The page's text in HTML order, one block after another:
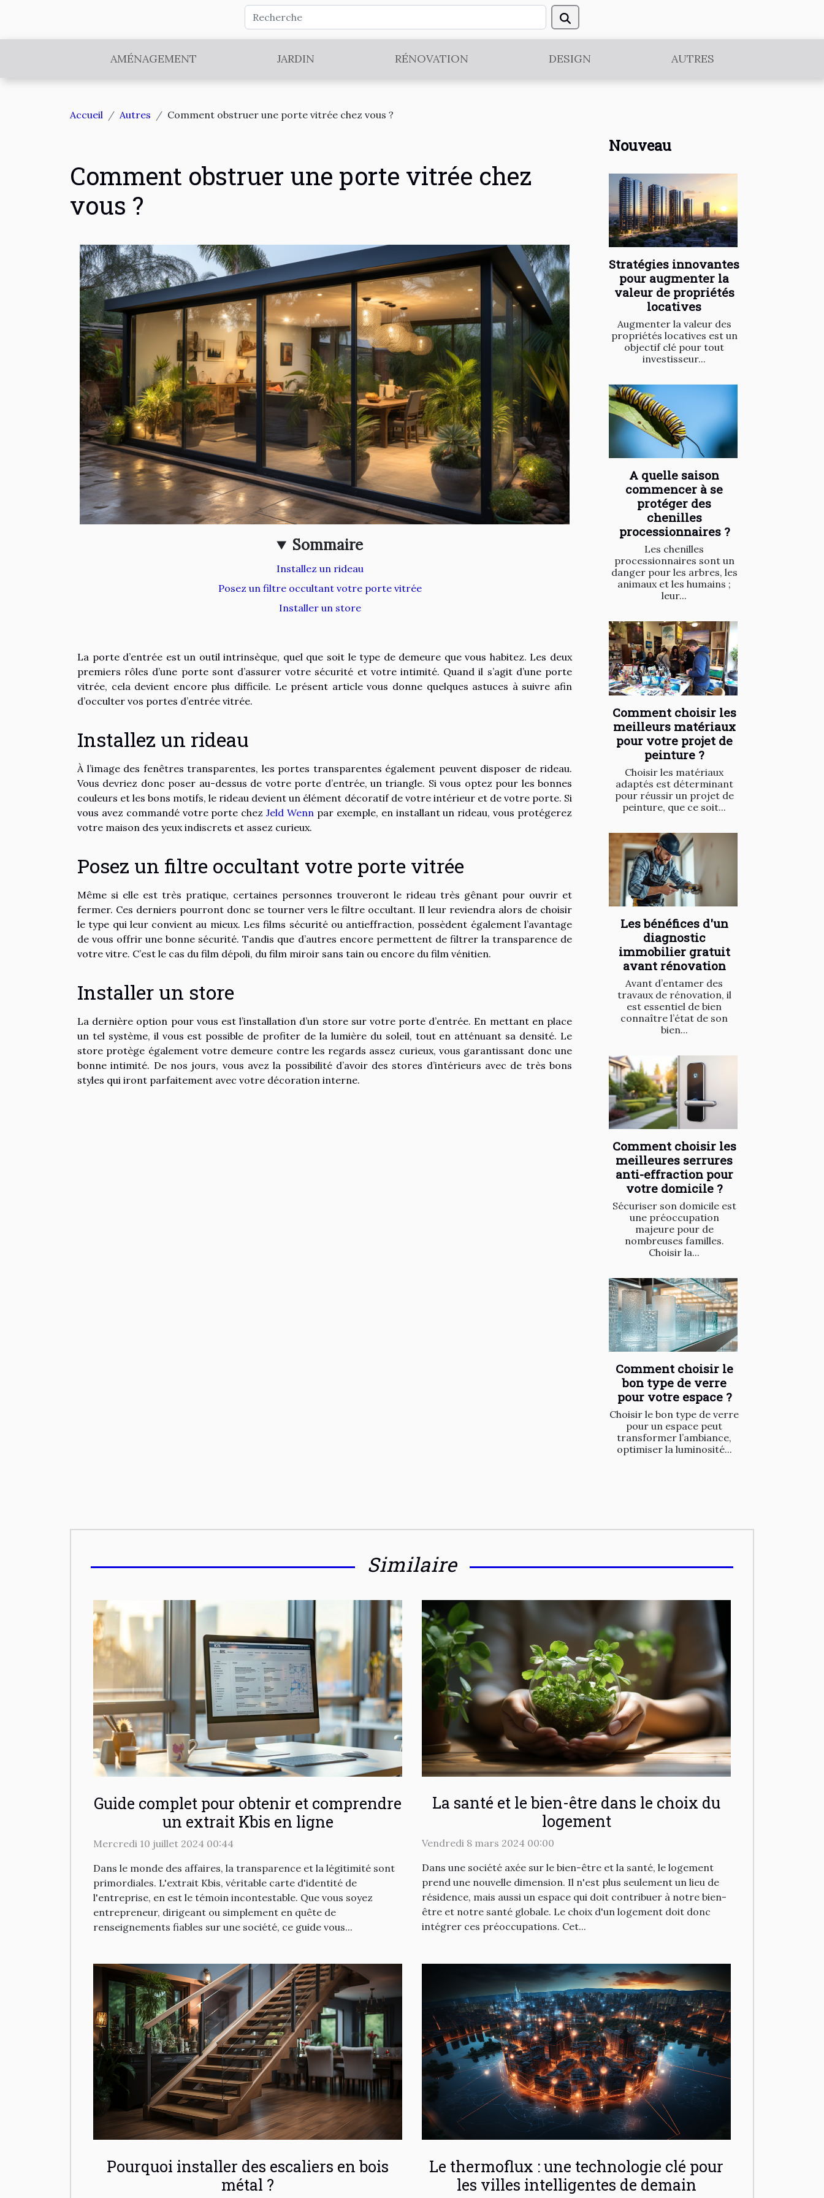
AMÉNAGEMENT JARDIN RÉNOVATION DESIGN AUTRES
Accueil Autres Comment obstruer une porte vitrée chez vous ?
Comment obstruer une porte vitrée chez
vous ?
Sommaire
Installez un rideau
Posez un filtre occultant votre porte vitrée
Installer un store
La porte d’entrée est un outil intrinsèque, quel que soit le type de demeure que vous habitez. Les deux
premiers rôles d’une porte sont d’assurer votre sécurité et votre intimité. Quand il s’agit d’une porte
vitrée, cela devient encore plus difficile. Le présent article vous donne quelques astuces à suivre afin
d’occulter vos portes d’entrée vitrée.
Installez un rideau
À l’image des fenêtres transparentes, les portes transparentes également peuvent disposer de rideau.
Vous devriez donc poser au-dessus de votre porte d’entrée, un triangle. Si vous optez pour les bonnes
couleurs et les bons motifs, le rideau devient un élément décoratif de votre intérieur et de votre porte. Si
vous avez commandé votre porte chezJeld Wenn par exemple, en installant un rideau, vous protégerez
votre maison des yeux indiscrets et assez curieux.
Posez un filtre occultant votre porte vitrée
Même si elle est très pratique, certaines personnes trouveront le rideau très gênant pour ouvrir et
fermer. Ces derniers pourront donc se tourner vers le filtre occultant. Il leur reviendra alors de choisir
le type qui leur convient au mieux. Les films sécurité ou antieffraction, possèdent également l’avantage
de vous offrir une bonne sécurité. Tandis que d’autres encore permettent de filtrer la transparence de
votre vitre. C’est le cas du film dépoli, du film miroir sans tain ou encore du film vénitien.
Installer un store
La dernière option pour vous est l’installation d’un store sur votre porte d’entrée. En mettant en place
un tel système, il vous est possible de profiter de la lumière du soleil, tout en atténuant sa densité. Le
store protège également votre demeure contre les regards assez curieux, vous garantissant donc une
bonne intimité. De nos jours, vous avez la possibilité d’avoir des stores d’intérieurs avec de très bons
styles qui iront parfaitement avec votre décoration interne.
Nouveau
Stratégies innovantes
pour augmenter la
valeur de propriétés
locatives
Augmenter la valeur des
propriétés locatives est un
objectif clé pour tout
investisseur...
A quelle saison
commencer à se
protéger des
chenilles
processionnaires ?
Les chenilles
processionnaires sont un
danger pour les arbres, les
animaux et les humains ;
leur...
Comment choisir les
meilleurs matériaux
pour votre projet de
peinture ?
Choisir les matériaux
adaptés est déterminant
pour réussir un projet de
peinture, que ce soit...
Les bénéfices d'un
diagnostic
immobilier gratuit
avant rénovation
Avant d’entamer des
travaux de rénovation, il
est essentiel de bien
connaître l’état de son
bien...
Comment choisir les
meilleures serrures
anti-effraction pour
votre domicile ?
Sécuriser son domicile est
une préoccupation
majeure pour de
nombreuses familles.
Choisir la...
Comment choisir le
bon type de verre
pour votre espace ?
Choisir le bon type de verre
pour un espace peut
transformer l’ambiance,
optimiser la luminosité...
Similaire
Guide complet pour obtenir et comprendre
un extrait Kbis en ligne
Mercredi 10 juillet 2024 00:44
Dans le monde des affaires, la transparence et la légitimité sont
primordiales. L'extrait Kbis, véritable carte d'identité de
l'entreprise, en est le témoin incontestable. Que vous soyez
entrepreneur, dirigeant ou simplement en quête de
renseignements fiables sur une société, ce guide vous...
La santé et le bien-être dans le choix du
logement
Vendredi 8 mars 2024 00:00
Dans une société axée sur le bien-être et la santé, le logement
prend une nouvelle dimension. Il n'est plus seulement un lieu de
résidence, mais aussi un espace qui doit contribuer à notre bien-
être et notre santé globale. Le choix d'un logement doit donc
intégrer ces préoccupations. Cet...
Pourquoi installer des escaliers en bois
métal ?
Le thermoflux : une technologie clé pour
les villes intelligentes de demain